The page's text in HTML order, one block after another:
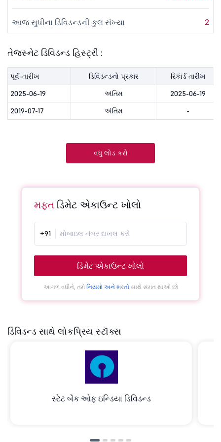
આજ સુધીના ડિવિડન્ડની કુલ સંખ્યા 2
તેજસ્નેટ ડિવિડન્ડ હિસ્ટ્રી :
પૂર્વ-તારીખ ડિવિડન્ડનો પ્રકાર
રિકૉર્ડ તારીખ
2025-06-19
અંતિમ
2025-06-19
2019-07-17
અંતિમ -
વધુ લોડ કરો
મફત ડિમેટ એકાઉન્ટ ખોલો
+91
ડિમેટ એકાઉન્ટ ખોલો
આગળ વધીને, તમે નિયમો અને શરતોસાથે સંમત થાઓ છો
ડિવિડન્ડ સાથે લોકપ્રિય સ્ટૉક્સ
સ્ટેટ બેંક ઓફ ઇન્ડિયા ડિવિડન્ડ